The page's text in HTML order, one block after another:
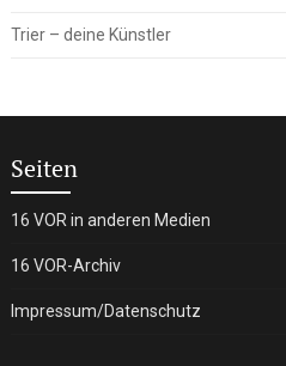
Trier – deine Künstler
Seiten
16 VOR in anderen Medien
16 VOR-Archiv
Impressum/Datenschutz